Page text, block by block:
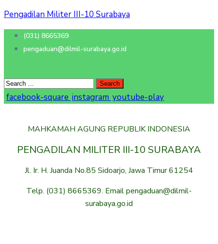
Pengadilan Militer III-10 Surabaya
(031) 8665369
pengaduan@dilmil-surabaya.go.id
facebook-square instagram youtube-play
MAHKAMAH AGUNG REPUBLIK INDONESIA
PENGADILAN MILITER III-10 SURABAYA
Jl. Ir. H. Juanda No.85 Sidoarjo, Jawa Timur 61254
Telp. (031) 8665369. Email pengaduan@dilmil-
surabaya.go.id